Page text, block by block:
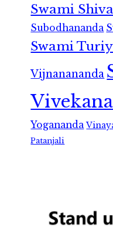
Swami
Subodhananda
Swami
Vijnanananda
Yogananda
Patanjali